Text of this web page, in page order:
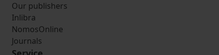
Our publishers
Inlibra
NomosOnline
Journals